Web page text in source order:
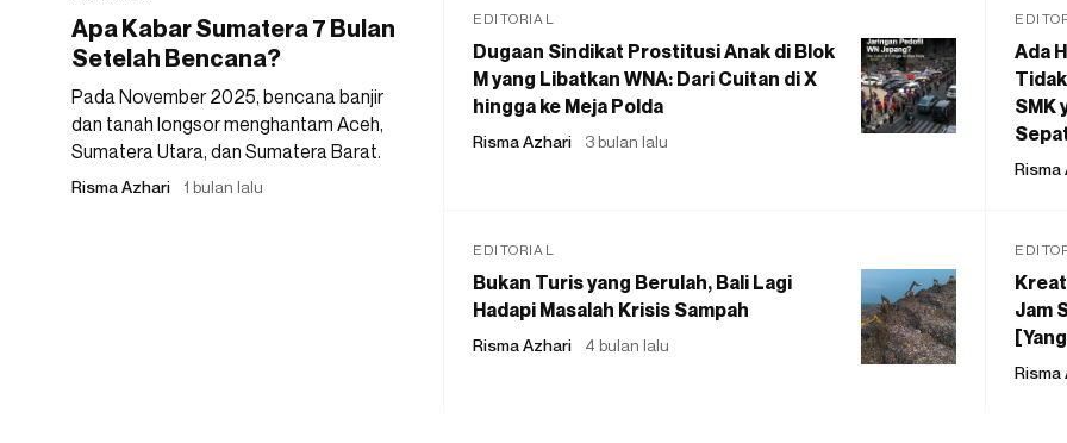
Apa Kabar Sumatera 7 Bulan
Setelah Bencana?
Pada November 2025, bencana banjir
dan tanah longsor menghantam Aceh,
Sumatera Utara, dan Sumatera Barat.
Risma Azhari 1 bulan lalu
EDITORIAL
Dugaan Sindikat Prostitusi Anak di Blok
M yang Libatkan WNA: Dari Cuitan di X
hingga ke Meja Polda
Risma Azhari 3 bulan lalu
Ada
SMK
Risma
EDITORIAL
Bukan Turis yang Berulah, Bali Lagi
Hadapi Masalah Krisis Sampah
Risma Azhari 4 bulan lalu
Jam
Risma